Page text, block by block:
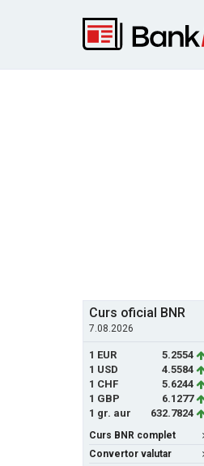
Curs oficial BNR
7.08.2026
1 EUR
5.2554
1 USD
4.5584
1 CHF
5.6244
1 GBP
6.1277
1 gr. aur
632.7824
Curs BNR complet
Convertor valutar